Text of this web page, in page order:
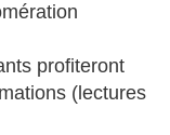
profiteront
(lectures